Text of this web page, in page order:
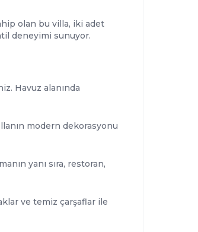
olan bu villa, iki adet
deneyimi sunuyor.
Havuz alanında
modern dekorasyonu
yanı sıra, restoran,
ve temiz çarşaflar ile